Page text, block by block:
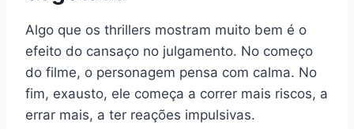
Algo que os thrillers mostram muito bem é o
efeito do cansaço no julgamento. No começo
do filme, o personagem pensa com calma. No
fim, exausto, ele começa a correr mais riscos, a
errar mais, a ter reações impulsivas.